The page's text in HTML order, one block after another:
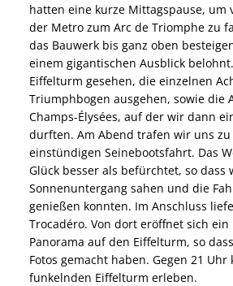
hatten eine kurze Mittagspause, um
der Metro zum Arc de Triomphe zu
das Bauwerk bis ganz oben
einem gigantischen Ausblick
Eiffelturm gesehen, die einzelnen
Triumphbogen ausgehen, sowie die
Champs-Élysées, auf der wir dann
durften. Am Abend trafen wir uns
einstündigen Seinebootsfahrt. Das
Glück besser als befürchtet, so dass
Sonnenuntergang sahen und die
genießen konnten. Im Anschluss
Trocadéro. Von dort eröffnet sich
Panorama auf den Eiffelturm, so
Fotos gemacht haben. Gegen 21
funkelnden Eiffelturm erleben.